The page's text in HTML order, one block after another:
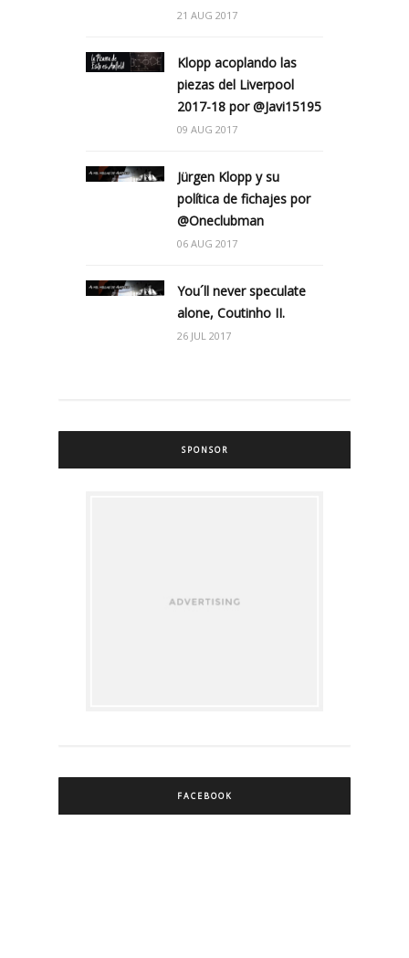
21 AUG 2017
Klopp acoplando las
piezas del Liverpool
2017-18 por @Javi15195
09 AUG 2017
Jürgen Klopp y su
política de fichajes por
@Oneclubman
06 AUG 2017
You´ll never speculate
alone, Coutinho II.
26 JUL 2017
SPONSOR
FACEBOOK